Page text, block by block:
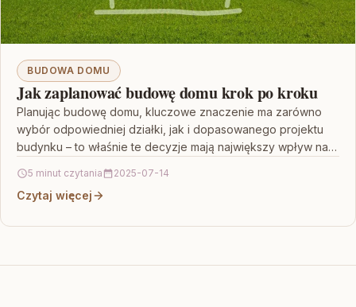
BUDOWA DOMU
Jak zaplanować budowę domu krok po kroku
Planując budowę domu, kluczowe znaczenie ma zarówno
wybór odpowiedniej działki, jak i dopasowanego projektu
budynku – to właśnie te decyzje mają największy wpływ na…
5 minut czytania 2025-07-14
Czytaj więcej